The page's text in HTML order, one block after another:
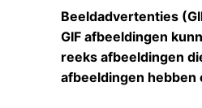
Beeldadvertenties
GIF afbeeldingen
reeks afbeeldingen
afbeeldingen hebben